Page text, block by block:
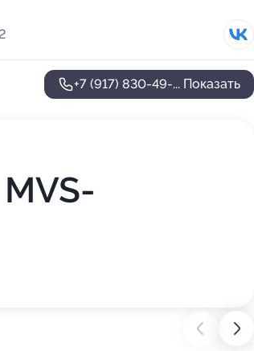
+7 (917) 830-49-... Показать